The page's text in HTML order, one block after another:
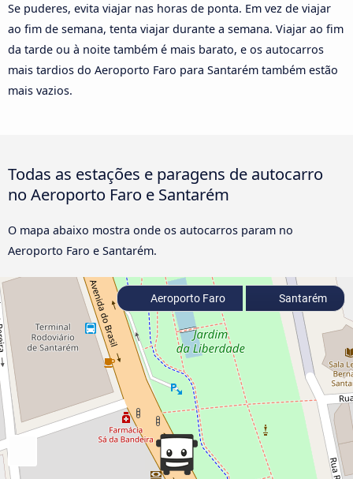
Se puderes, evita viajar nas horas de ponta. Em vez de viajar
ao fim de semana, tenta viajar durante a semana. Viajar ao fim
da tarde ou à noite também é mais barato, e os autocarros
mais tardios do Aeroporto Faro para Santarém também estão
mais vazios.
Todas as estações e paragens de autocarro
no Aeroporto Faro e Santarém
O mapa abaixo mostra onde os autocarros param no
Aeroporto Faro e Santarém.
Aeroporto Faro Santarém